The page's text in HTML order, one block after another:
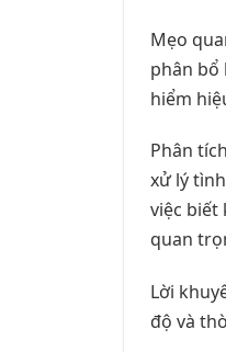
Mẹo
phân bổ
hiểm
Phân
xử lý
việc biết
quan
Lời
độ và